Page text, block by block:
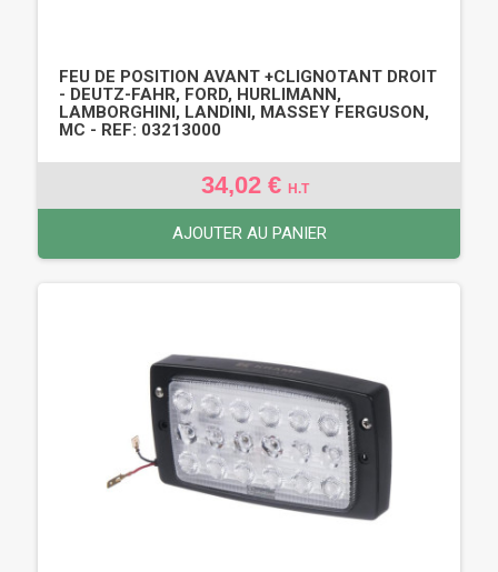
FEU DE POSITION AVANT +CLIGNOTANT DROIT
- DEUTZ-FAHR, FORD, HURLIMANN,
LAMBORGHINI, LANDINI, MASSEY FERGUSON,
MC - REF: 03213000
34,02 € H.T
AJOUTER AU PANIER